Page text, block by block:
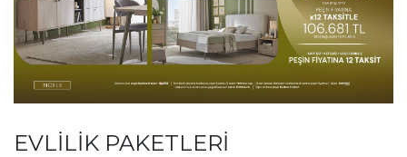
EVLİLİK PAKETLERİ